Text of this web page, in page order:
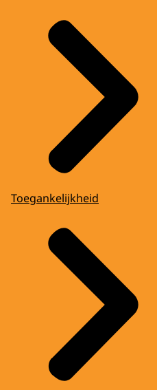
Toegankelijkheid